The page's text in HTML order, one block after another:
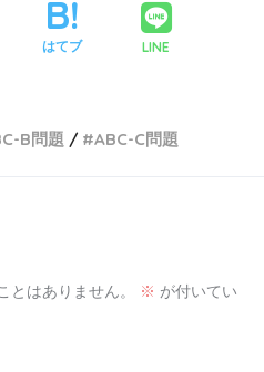
はてブ LINE
B問題 ABC-C問題
とはありません。 ※ が付いてい